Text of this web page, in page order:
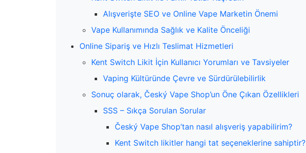
Alışverişte SEO ve Online Vape Marketin Önemi
Vape Kullanımında Sağlık ve Kalite Önceliği
Online Sipariş ve Hızlı Teslimat Hizmetleri
Kent Switch Likit İçin Kullanıcı Yorumları ve Tavsiyeler
Vaping Kültüründe Çevre ve Sürdürülebilirlik
Sonuç olarak, Český Vape Shop’un Öne Çıkan Özellikleri
SSS – Sıkça Sorulan Sorular
Český Vape Shop’tan nasıl alışveriş yapabilirim?
Kent Switch likitler hangi tat seçeneklerine sahiptir?